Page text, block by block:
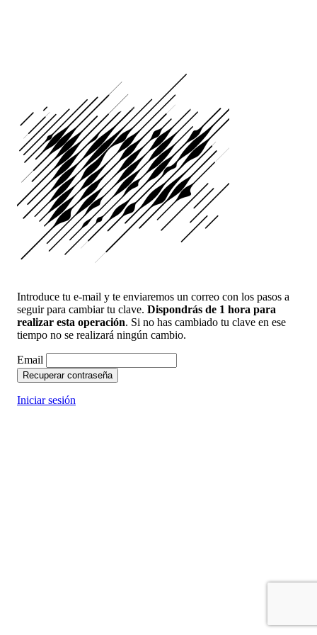
Introduce tu e-mail y te enviaremos un correo con los pasos a
seguir para cambiar tu clave. Dispondrás de 1 hora para
realizar esta operación. Si no has cambiado tu clave en ese
tiempo no se realizará ningún cambio.
Email
Recuperar contraseña
Iniciar sesión